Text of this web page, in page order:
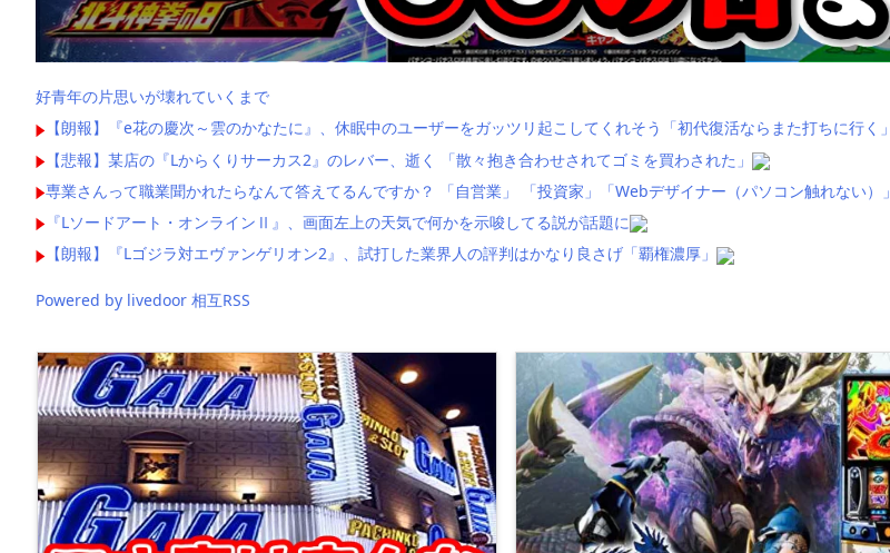
好青年の片思いが壊れていくまで
【朗報】『e花の慶次～雲のかなたに』、休眠中のユーザーをガッツリ起こしてくれそう「初代復活ならまた打ちに行く」
【悲報】某店の『Lからくりサーカス2』のレバー、逝く 「散々抱き合わせされてゴミを買わされた」
専業さんって職業聞かれたらなんて答えてるんですか？ 「自営業」 「投資家」「Webデザイナー（パソコン触れない）」
『Lソードアート・オンラインⅡ』、画面左上の天気で何かを示唆してる説が話題に
【朗報】『Lゴジラ対エヴァンゲリオン2』、試打した業界人の評判はかなり良さげ「覇権濃厚」
Powered by livedoor 相互RSS